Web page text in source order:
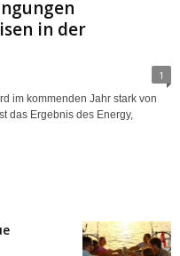
in der
1
im kommenden Jahr stark von
das Ergebnis des Energy,